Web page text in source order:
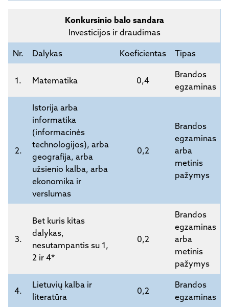
Konkursinio balo sandara
Investicijos ir draudimas
Nr. Dalykas Koeficientas Tipas
1. Matematika 0,4
Brandos
egzaminas
2.
Istorija arba
informatika
(informacinės
technologijos), arba
geografija, arba
užsienio kalba, arba
ekonomika ir
verslumas
0,2
Brandos
egzaminas
arba
metinis
pažymys
3.
Bet kuris kitas
dalykas,
nesutampantis su 1,
2 ir 4*
0,2
Brandos
egzaminas
arba
metinis
pažymys
4.
Lietuvių kalba ir
literatūra
0,2
Brandos
egzaminas